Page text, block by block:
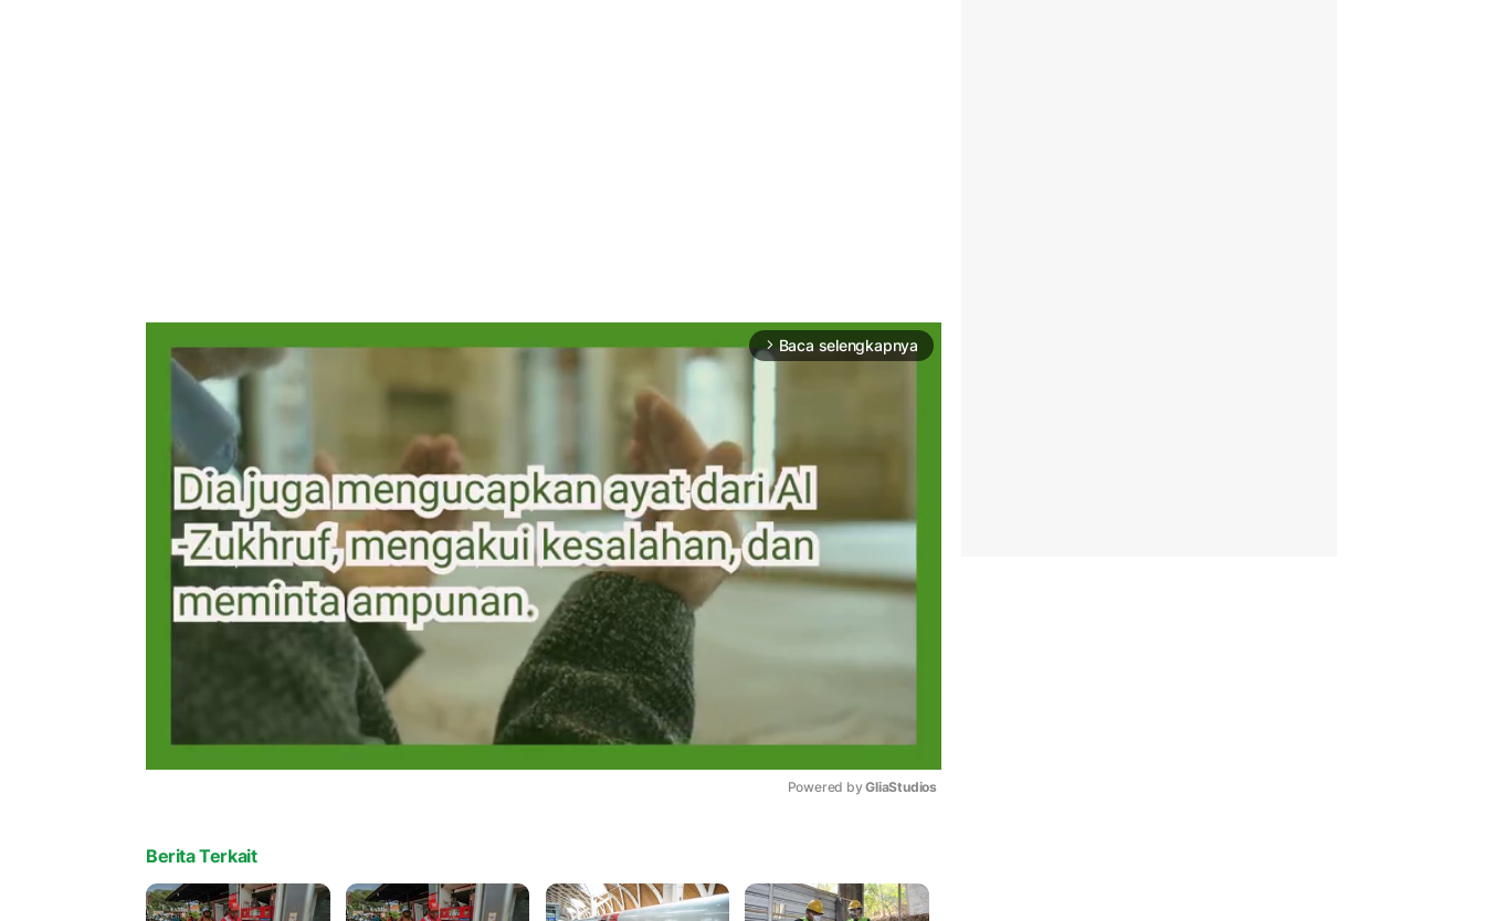
arrow_forward_ios Baca selengkapnya
Powered by GliaStudios
Berita Terkait